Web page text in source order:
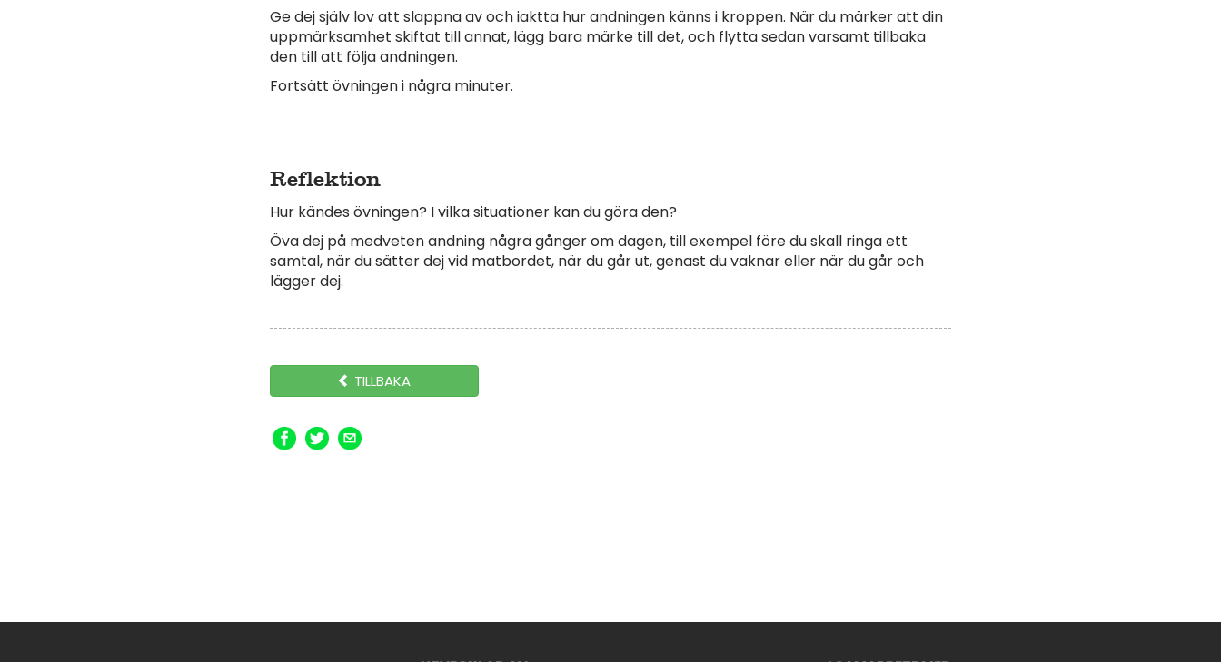
Ge dej själv lov att slappna av och iaktta hur andningen känns i kroppen. När du märker att din
uppmärksamhet skiftat till annat, lägg bara märke till det, och flytta sedan varsamt tillbaka
den till att följa andningen.
Fortsätt övningen i några minuter.
Reflektion
Hur kändes övningen? I vilka situationer kan du göra den?
Öva dej på medveten andning några gånger om dagen, till exempel före du skall ringa ett
samtal, när du sätter dej vid matbordet, när du går ut, genast du vaknar eller när du går och
lägger dej.
TILLBAKA